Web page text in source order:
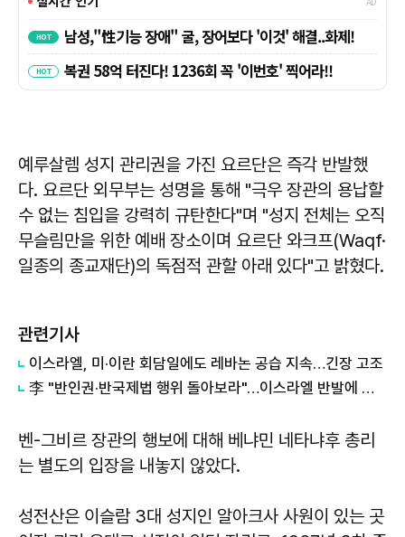
예루살렘 성지 관리권을 가진 요르단은 즉각 반발했
다. 요르단 외무부는 성명을 통해 "극우 장관의 용납할
수 없는 침입을 강력히 규탄한다"며 "성지 전체는 오직
무슬림만을 위한 예배 장소이며 요르단 와크프(Waqf·
일종의 종교재단)의 독점적 관할 아래 있다"고 밝혔다.
관련기사
이스라엘, 미·이란 회담일에도 레바논 공습 지속…긴장 고조
李 "반인권·반국제법 행위 돌아보라"…이스라엘 반발에 재반박
벤-그비르 장관의 행보에 대해 베냐민 네타냐후 총리
는 별도의 입장을 내놓지 않았다.
성전산은 이슬람 3대 성지인 알아크사 사원이 있는 곳